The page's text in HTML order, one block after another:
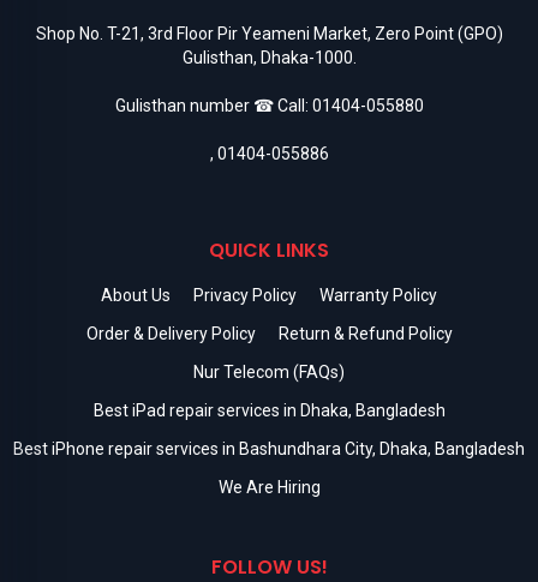
Shop No. T-21, 3rd Floor Pir Yeameni Market, Zero Point (GPO)
Gulisthan, Dhaka-1000.
Gulisthan number ☎ Call: 01404-055880
, 01404-055886
QUICK LINKS
About Us Privacy Policy
Warranty Policy
Order & Delivery Policy
Return & Refund Policy
Nur Telecom (FAQs)
Best iPad repair services in Dhaka, Bangladesh
Best iPhone repair services in Bashundhara City, Dhaka, Bangladesh
We Are Hiring
FOLLOW US!